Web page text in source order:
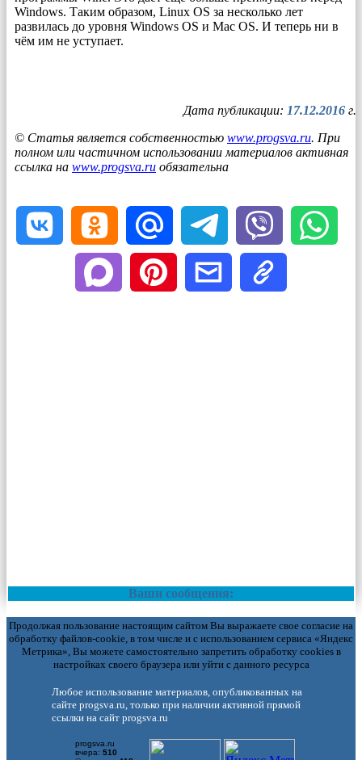
Windows. Таким образом, Linux OS за несколько лет
развилась до уровня Windows OS и Mac OS. И теперь ни в
чём им не уступает.
Дата публикации: 17.12.2016 г.
© Статья является собственностью www.progsva.ru. При
полном или частичном использовании материалов активная
ссылка на www.progsva.ru обязательна
Ваши сообщения:
Продолжая пользование настоящим сайтом Вы выражаете свое согласие на
обработку файлов-cookie, в том числе и с использованием сервиса «Яндекс
Метрика», Вы можете самостоятельно запретить обработку cookies в
настройках своего браузера или уйти с данного ресурса
Любое использование материалов, опубликованных на
сайте progsva.ru, только при наличии активной прямой
ссылки на сайт progsva.ru
progsva.ru
вчера: 510